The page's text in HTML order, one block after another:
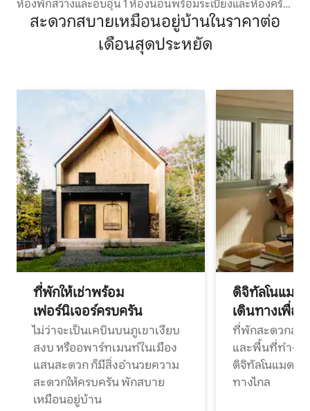
ห้องพักสว่างและอบอุ่น 1 ห้องนอนพร้อมระเบียงและห้องครัว
เต็มรูปแบบในอาบูจา
สะดวกสบายเหมือนอยู่บ้านในราคาต่อ
เดือนสุดประหยัด
ที่พักให้เช่าพร้อม
เฟอร์นิเจอร์ครบครัน
ไม่ว่าจะเป็นเคบินบนภูเขาเงียบ
สงบ หรืออพาร์ทเมนท์ในเมือง
แสนสะดวก ก็มีสิ่งอำนวยความ
สะดวกให้ครบครัน พักสบาย
เหมือนอยู่บ้าน
ดิจิทัลโนแมด
เดินทางเพื่อ
ที่พักสะดวกสบ
และพื้นที่ทำงา
ดิจิทัลโนแมดแ
ทางไกล